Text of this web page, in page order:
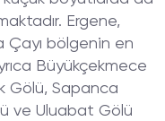
Ergene,
Çayı bölgenin en
Büyükçekmece
Gölü, Sapanca
ve Uluabat Gölü